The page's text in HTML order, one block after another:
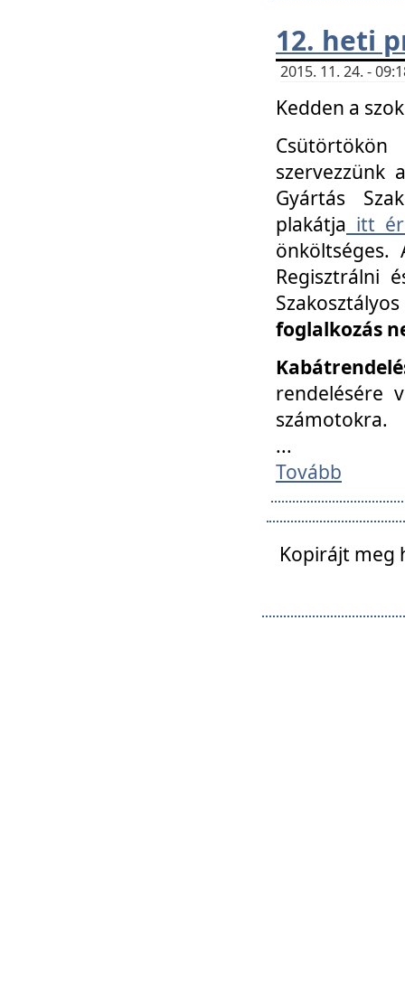
12. heti
2015. 11. 24. -
Kedden a
szervezzünk
Gyártás
plakátja itt
Regisztrálni
foglalkozás
rendelésére
számotokra.
...
Tovább
Kopirájt meg